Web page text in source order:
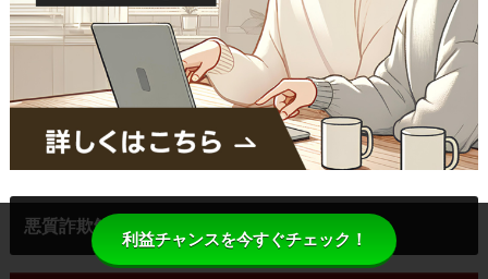
悪質詐欺解説【動画解説付き】
利益チャンスを今すぐチェック！